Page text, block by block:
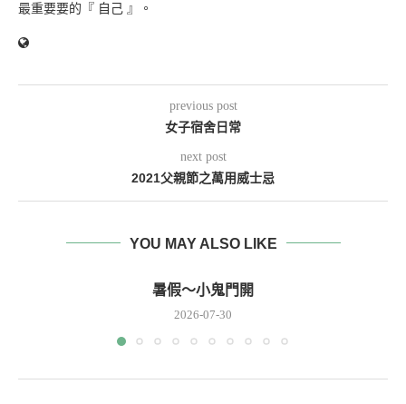
最重要要的『 自己 』。
previous post
女子宿舍日常
next post
2021父親節之萬用威士忌
YOU MAY ALSO LIKE
暑假～小鬼門開
2026-07-30